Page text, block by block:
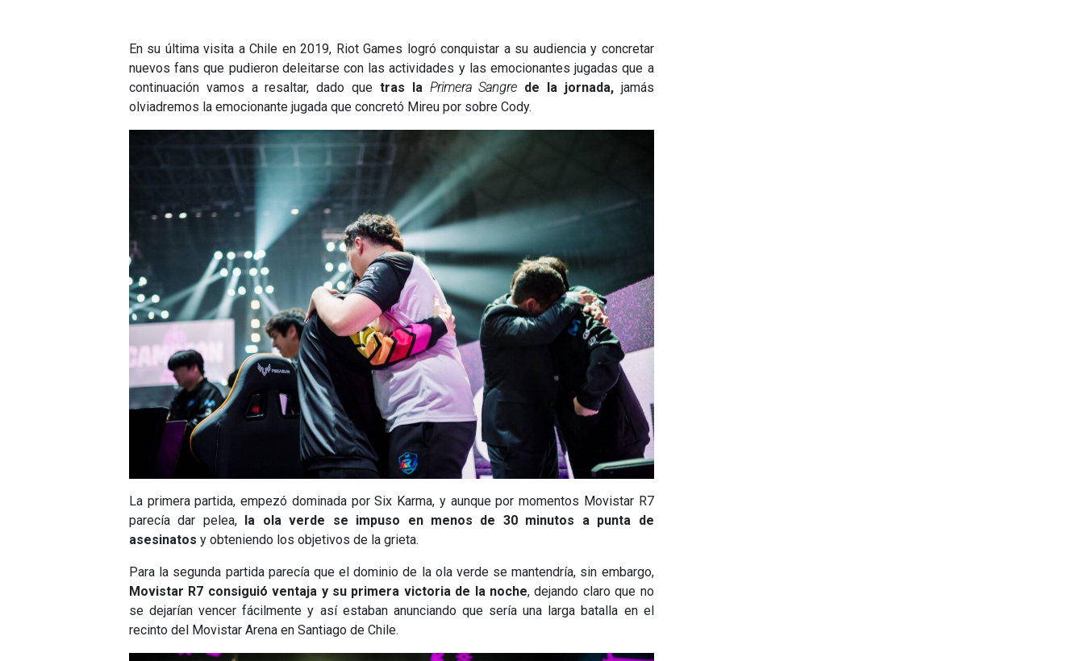
En su última visita a Chile en 2019, Riot Games logró conquistar a su audiencia y concretar
nuevos fans que pudieron deleitarse con las actividades y las emocionantes jugadas que a
continuación vamos a resaltar, dado que tras la Primera Sangre de la jornada,jamás
olviadremos la emocionante jugada que concretó Mireu por sobre Cody.
La primera partida, empezó dominada por Six Karma, y aunque por momentos Movistar R7
parecía dar pelea,la ola verde se impuso en menos de 30 minutos a punta de
asesinatos y obteniendo los objetivos de la grieta.
Para la segunda partida parecía que el dominio de la ola verde se mantendría, sin embargo,
Movistar R7 consiguió ventaja y su primera victoria de la noche, dejando claro que no
se dejarían vencer fácilmente y así estaban anunciando que sería una larga batalla en el
recinto del Movistar Arena en Santiago de Chile.